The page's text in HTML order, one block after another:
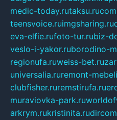
medic-today.rutaksu.ru
teensvoice.ruimgsharing.ru
eva-elfie.rufoto-tur.rubiz-
veslo-i-yakor.ruborodino-
regionufa.ruweiss-bet.ru
universalia.ruremont-
clubfisher.ruremstirufa.ru
muraviovka-park.ru
arkrym.rukristinita.ru